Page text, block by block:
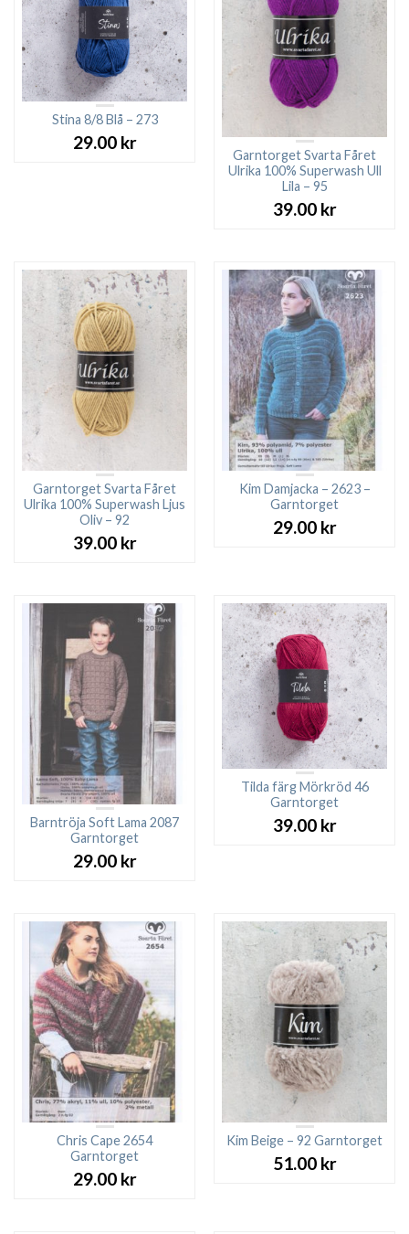
Stina 8/8 Blå – 273
29.00 kr
Garntorget Svarta Fåret
Ulrika 100% Superwash Ull
Lila – 95
39.00 kr
Garntorget Svarta Fåret
Ulrika 100% Superwash Ljus
Oliv – 92
39.00 kr
Kim Damjacka – 2623 –
Garntorget
29.00 kr
Barntröja Soft Lama 2087
Garntorget
29.00 kr
Tilda färg Mörkröd 46
Garntorget
39.00 kr
Chris Cape 2654
Garntorget
29.00 kr
Kim Beige – 92 Garntorget
51.00 kr